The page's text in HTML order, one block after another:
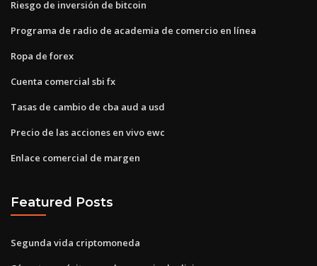
Riesgo de inversión de bitcoin
Programa de radio de academia de comercio en línea
Ropa de forex
Cuenta comercial sbi fx
Tasas de cambio de cba aud a usd
Precio de las acciones en vivo ewc
Enlace comercial de margen
Featured Posts
Segunda vida criptomoneda